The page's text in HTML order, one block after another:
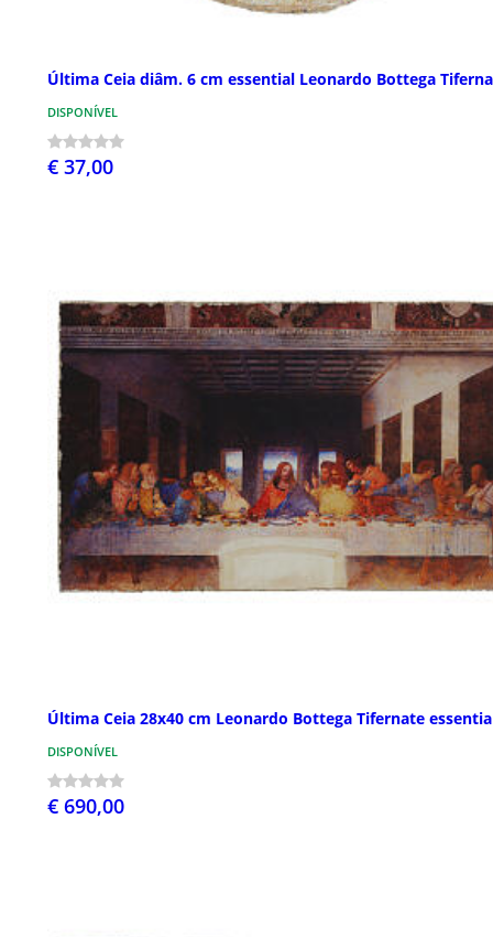
Última Ceia diâm. 6 cm essential Leonardo Bottega
DISPONÍVEL
€ 37,00
Última Ceia 28x40 cm Leonardo Bottega Tifernate
DISPONÍVEL
€ 690,00